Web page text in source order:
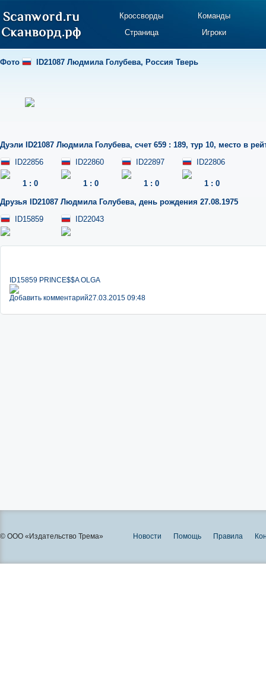
Кроссворды
Команды
Страница
Игроки
Фото ID21087 Людмила Голубева, Россия Тверь
Дуэли ID21087 Людмила Голубева, счет 659 : 189, тур 10, место в
ID22856
1 : 0
ID22860
1 : 0
ID22897
1 : 0
ID22806
1 : 0
Друзья ID21087 Людмила Голубева, день рождения 27.08.1975
ID15859
ID22043
ID15859 PRINCE$$A OLGA
Добавить комментарий27.03.2015 09:48
© ООО «Издательство Трема» Новости Помощь Правила